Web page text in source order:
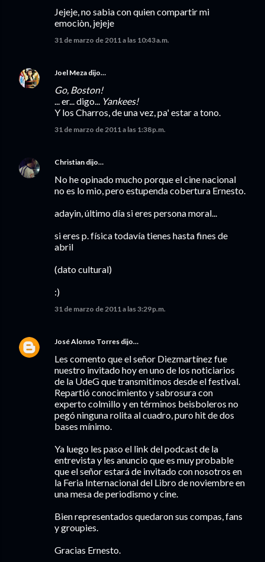
Jejeje, no sabia con quien compartir mi
emociòn, jejeje
31 de marzo de 2011 a las 10:43 a.m.
Joel Meza dijo…
Go, Boston!
... er... digo... Yankees!
Y los Charros, de una vez, pa' estar a tono.
31 de marzo de 2011 a las 1:38 p.m.
Christian dijo…
No he opinado mucho porque el cine nacional
no es lo mio, pero estupenda cobertura Ernesto.
adayin, último día si eres persona moral...
si eres p. física todavía tienes hasta fines de
abril
(dato cultural)
:)
31 de marzo de 2011 a las 3:29 p.m.
José Alonso Torres dijo…
Les comento que el señor Diezmartínez fue
nuestro invitado hoy en uno de los noticiarios
de la UdeG que transmitimos desde el festival.
Repartió conocimiento y sabrosura con
experto colmillo y en términos beisboleros no
pegó ninguna rolita al cuadro, puro hit de dos
bases mínimo.
Ya luego les paso el link del podcast de la
entrevista y les anuncio que es muy probable
que el señor estará de invitado con nosotros en
la Feria Internacional del Libro de noviembre en
una mesa de periodismo y cine.
Bien representados quedaron sus compas, fans
y groupies.
Gracias Ernesto.